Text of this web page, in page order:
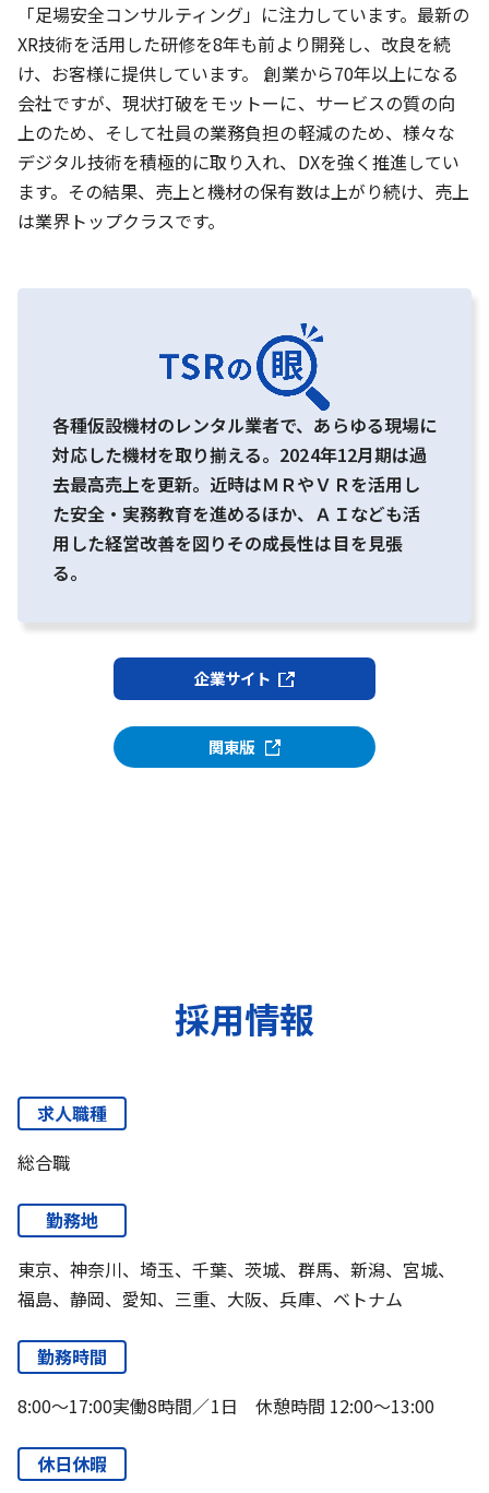
「足場安全コンサルティング」に注力しています。最新の
XR技術を活用した研修を8年も前より開発し、改良を続
け、お客様に提供しています。 創業から70年以上になる
会社ですが、現状打破をモットーに、サービスの質の向
上のため、そして社員の業務負担の軽減のため、様々な
デジタル技術を積極的に取り入れ、DXを強く推進してい
ます。その結果、売上と機材の保有数は上がり続け、売上
は業界トップクラスです。
各種仮設機材のレンタル業者で、あらゆる現場に
対応した機材を取り揃える。2024年12月期は過
去最高売上を更新。近時はＭＲやＶＲを活用し
た安全・実務教育を進めるほか、ＡＩなども活
用した経営改善を図りその成長性は目を見張
る。
企業サイト
関東版
採用情報
求人職種
総合職
勤務地
東京、神奈川、埼玉、千葉、茨城、群馬、新潟、宮城、
福島、静岡、愛知、三重、大阪、兵庫、ベトナム
勤務時間
8:00～17:00実働8時間／1日 休憩時間 12:00～13:00
休日休暇